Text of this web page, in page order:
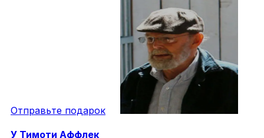
Отправьте подарок
У Тимоти Аффлек